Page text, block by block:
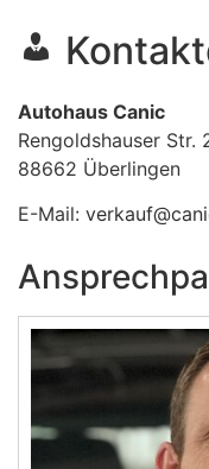
Autohaus Canic
Rengoldshauser Str.
88662 Überlingen
E-Mail: